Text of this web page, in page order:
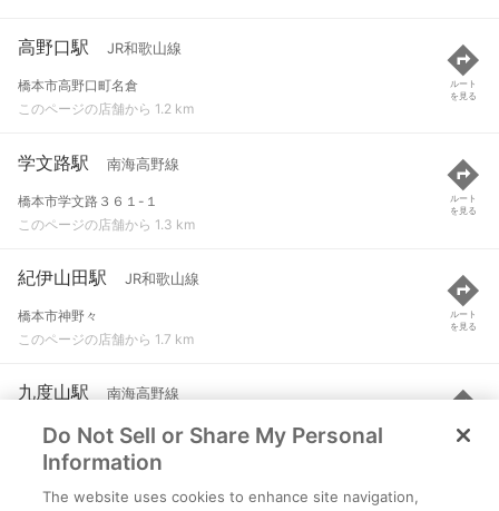
高野口駅 JR和歌山線
橋本市高野口町名倉
このページの店舗から 1.2 km
ルート
を見る
学文路駅 南海高野線
橋本市学文路３６１-１
このページの店舗から 1.3 km
ルート
を見る
紀伊山田駅 JR和歌山線
橋本市神野々
このページの店舗から 1.7 km
ルート
を見る
九度山駅 南海高野線
伊都郡九度山町大字九度山１２３-２
このページの店舗から 1.9 km
ルート
を見る
Do Not Sell or Share My Personal
Information
The website uses cookies to enhance site navigation,